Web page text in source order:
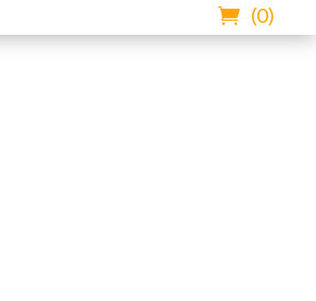
(0)